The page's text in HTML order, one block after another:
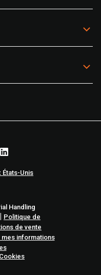
États-Unis
Handling
| Politique de
de vente
informations